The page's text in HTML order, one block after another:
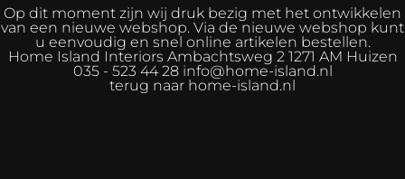
Op dit moment zijn wij druk bezig met het ontwikkelen
van een nieuwe webshop. Via de nieuwe webshop kunt
u eenvoudig en snel online artikelen bestellen.
Home Island Interiors Ambachtsweg 2 1271 AM Huizen
035 - 523 44 28 info@home-island.nl
terug naar home-island.nl